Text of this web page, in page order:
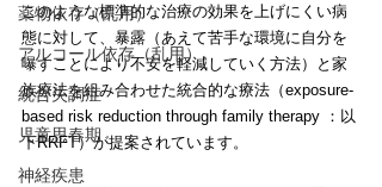
薬物依存（乱用）
アルコール依存（乱用）
統合失調症
児童思春期
神経疾患
このような標準的な治療の効果を上げにくい病
態に対して、暴露（あえて苦手な環境に自分を
曝すことにより不安を軽減していく方法）と家
族療法を組み合わせた統合的な療法（exposure-
based risk reduction through family therapy ：以
下RRFT）が提案されています。